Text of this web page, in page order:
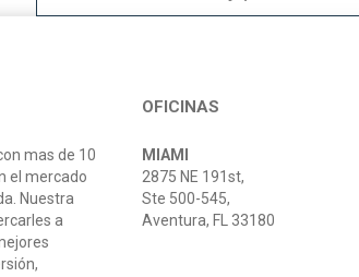
mas de 10
el mercado
Nuestra
a
OFICINAS
MIAMI
2875 NE 191st,
Ste 500-545,
Aventura, FL 33180